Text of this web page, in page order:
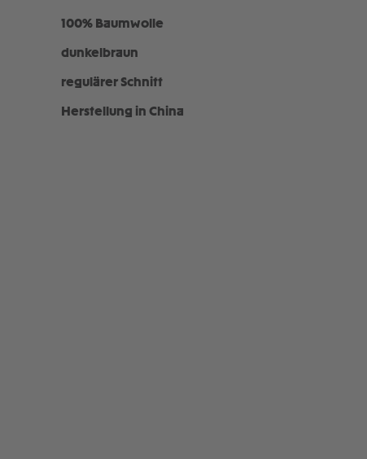
100% Baumwolle
dunkelbraun
regulärer Schnitt
Herstellung in China